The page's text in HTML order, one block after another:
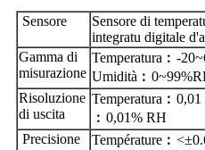
Sensore
Sensore di
integratu digitale
Gamma di
misurazione
Temperatura︰-
Risoluzione
di uscita
︰0,01% RH
Precisione